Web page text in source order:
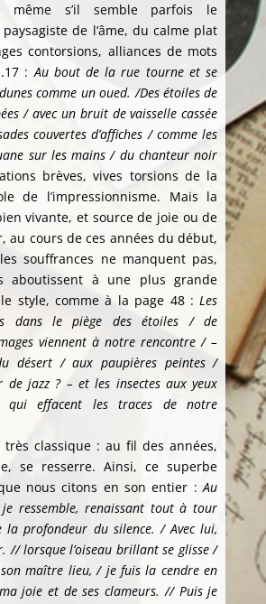
même s’il semble parfois le
de l’âme, du calme plat
contorsions, alliances de mots
:Au bout de la rue tourne et se
comme un oued. /Des étoiles de
/ avec un bruit de vaisselle cassée
couvertes d’affiches / comme les
sur les mains / du chanteur noir
brèves, vives torsions de la
de l’impressionnisme. Mais la
vivante, et source de joie ou de
au cours de ces années du début,
souffrances ne manquent pas,
aboutissent à une plus grande
style, comme à la page 48 :Les
dans le piège des étoiles / de
viennent à notre rencontre / –
désert / aux paupières peintes /
jazz ? – et les insectes aux yeux
qui effacent les traces de notre
très classique : au fil des années,
se resserre. Ainsi, ce superbe
nous citons en son entier :Au
ressemble, renaissant tout à tour
la profondeur du silence. / Avec lui,
// lorsque l’oiseau brillant se glisse /
son maître lieu, / je fuis la cendre en
joie et de ses clameurs. // Puis je